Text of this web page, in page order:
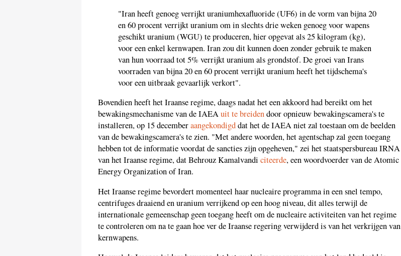
"Iran heeft genoeg verrijkt uraniumhexafluoride (UF6) in de vorm van bijna 20
en 60 procent verrijkt uranium om in slechts drie weken genoeg voor wapens
geschikt uranium (WGU) te produceren, hier opgevat als 25 kilogram (kg),
voor een enkel kernwapen. Iran zou dit kunnen doen zonder gebruik te maken
van hun voorraad tot 5% verrijkt uranium als grondstof. De groei van Irans
voorraden van bijna 20 en 60 procent verrijkt uranium heeft het tijdschema's
voor een uitbraak gevaarlijk verkort".
Bovendien heeft het Iraanse regime, daags nadat het een akkoord had bereikt om het
bewakingsmechanisme van de IAEAuit te breidendoor opnieuw bewakingscamera's te
installeren, op 15 decemberaangekondigddat het de IAEA niet zal toestaan om de beelden
van de bewakingscamera's te zien. "Met andere woorden, het agentschap zal geen toegang
hebben tot de informatie voordat de sancties zijn opgeheven," zei het staatspersbureau IRNA
van het Iraanse regime, dat Behrouz Kamalvandi citeerde, een woordvoerder van de Atomic
Energy Organization of Iran.
Het Iraanse regime bevordert momenteel haar nucleaire programma in een snel tempo,
centrifuges draaiend en uranium verrijkend op een hoog niveau, dit alles terwijl de
internationale gemeenschap geen toegang heeft om de nucleaire activiteiten van het regime
te controleren om na te gaan hoe ver de Iraanse regering verwijderd is van het verkrijgen van
kernwapens.